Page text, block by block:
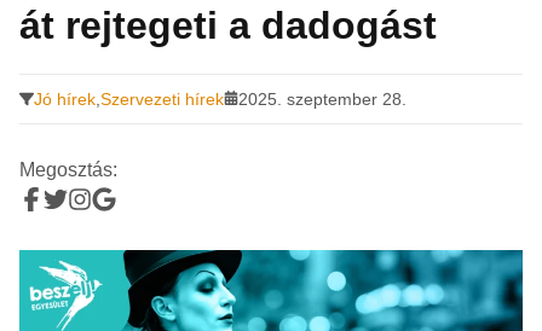
át rejtegeti a dadogást
Jó hírek Szervezeti hírek 2025. szeptember 28.
Megosztás: